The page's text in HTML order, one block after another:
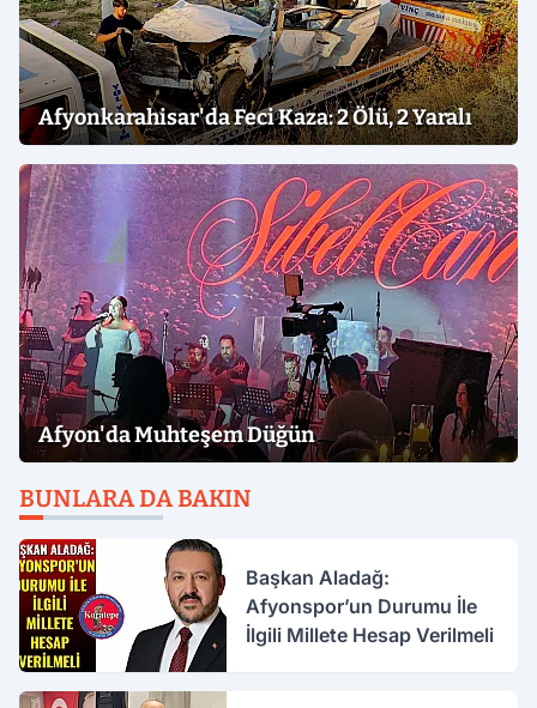
Afyonkarahisar'da Feci Kaza: 2 Ölü, 2 Yaralı
Afyon'da Muhteşem Düğün
BUNLARA DA BAKIN
Başkan Aladağ:
Afyonspor’un Durumu İle
İlgili Millete Hesap Verilmeli